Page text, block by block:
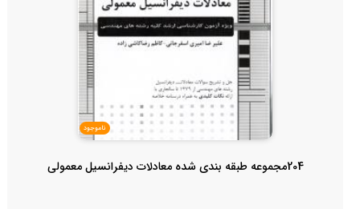
ناموجود
204مجموعه طبقه بندی شده معادلات دیفرانسیل معمولی